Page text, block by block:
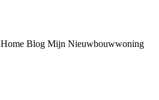
Home Blog Mijn Nieuwbouwwoning